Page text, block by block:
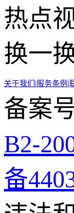
热点
换一
关于我们 |服务条例 |
备案号
B2-
备